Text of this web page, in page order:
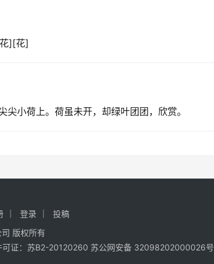
][花]
小荷上。荷虽未开，却绿叶团团，欣赏。
登录
投稿
版权所有
证：苏B2-20120260 苏公网安备 32098202000026号